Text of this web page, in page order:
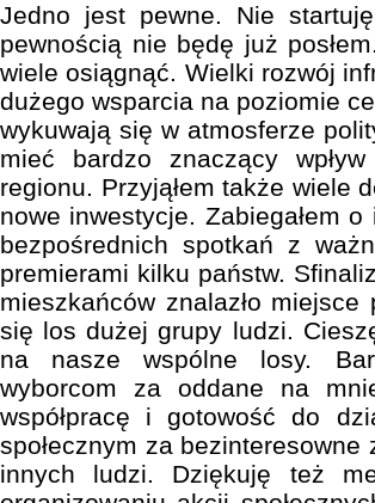
Jedno jest pewne. Nie
pewnością nie będę już
wiele osiągnąć. Wielki rozwój
dużego wsparcia na poziomie
wykuwają się w atmosferze
mieć bardzo znaczący
regionu. Przyjąłem także wiele
nowe inwestycje. Zabiegałem
bezpośrednich spotkań z
premierami kilku państw.
mieszkańców znalazło
się los dużej grupy ludzi.
na nasze wspólne losy.
wyborcom za oddane na
współpracę i gotowość do
społecznym za
innych ludzi. Dziękuję też